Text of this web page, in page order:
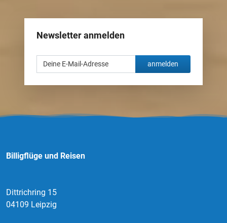
Newsletter anmelden
anmelden
Billigflüge und Reisen
Dittrichring 15
04109 Leipzig